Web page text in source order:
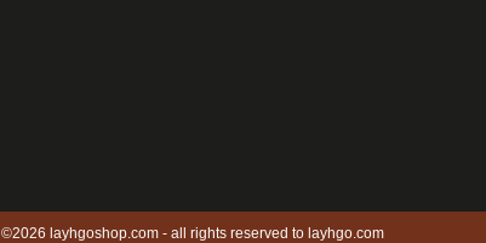
©2026 layhgoshop.com - all rights reserved to layhgo.com